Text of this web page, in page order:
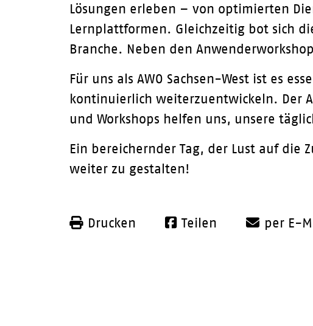
Lösungen erleben – von optimierten
Lernplattformen. Gleichzeitig bot sich
Branche. Neben den
Für uns als AWO Sachsen-West ist es
kontinuierlich weiterzuentwickeln. Der
und Workshops helfen uns, unsere
Ein bereichernder Tag, der Lust auf
weiter zu gestalten!
Drucken Teilen per E-